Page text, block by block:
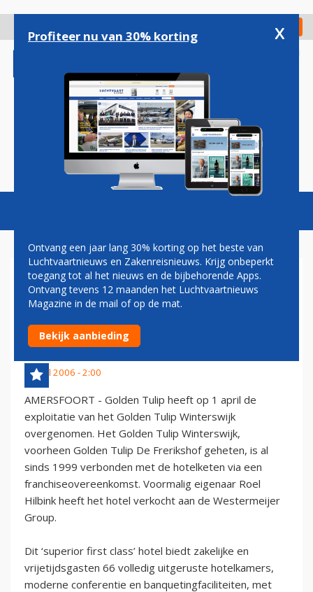
gaan
Check in
Magazine Podcasts Vacatures
GOLDEN TULIP NEEMT
EXPLOITATIE VAN VESTIGING
WINTERSWIJK OVER
4 april 2006 - 2:00
AMERSFOORT - Golden Tulip heeft op 1 april de
exploitatie van het Golden Tulip Winterswijk
overgenomen. Het Golden Tulip Winterswijk,
voorheen Golden Tulip De Frerikshof geheten, is al
sinds 1999 verbonden met de hotelketen via een
franchiseovereenkomst. Voormalig eigenaar Roel
Hilbink heeft het hotel verkocht aan de Westermeijer
Group.
Dit ‘superior first class’ hotel biedt zakelijke en
vrijetijdsgasten 66 volledig uitgeruste hotelkamers,
moderne conferentie en banquetingfaciliteiten, met
Profiteer nu van 30% korting x
Ontvang een jaar lang 30% korting op het beste van
Luchtvaartnieuws en Zakenreisnieuws. Krijg onbeperkt
toegang tot al het nieuws en de bijbehorende Apps.
Ontvang tevens 12 maanden het Luchtvaartnieuws
Magazine in de mail of op de mat.
Bekijk aanbieding